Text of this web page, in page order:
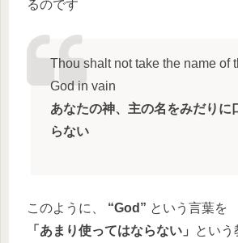
るのです
Thou shalt not take the name of
God in vain
あなたの神、主の名をみだりに
らない
このように、 “God” という言葉を
「あまり使ってはならない」
という